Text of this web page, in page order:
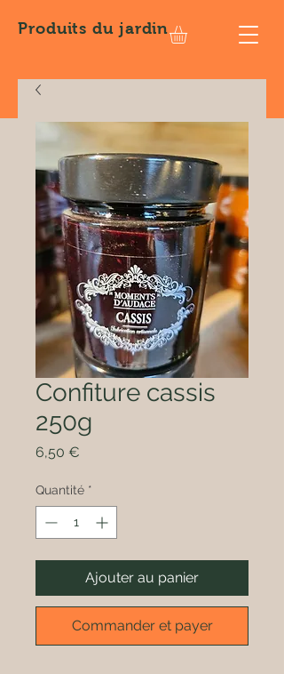
Produitsdu jardin
Confiture cassis
250g
6,50 €
Quantité *
Ajouter au panier
Commander et payer